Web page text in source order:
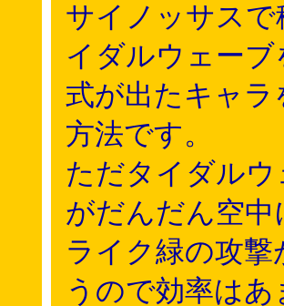
サイノッサス
イダルウェー
式が出たキャ
方法です。
ただタイダル
がだんだん空
ライク緑の攻
うので効率は